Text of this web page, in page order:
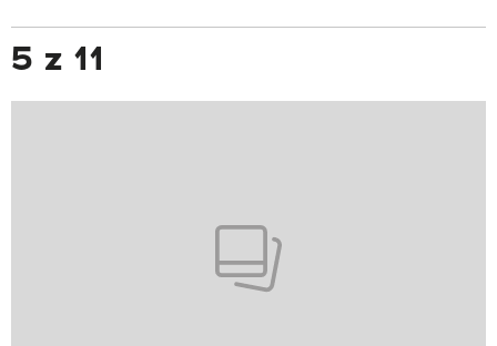
5 z 11